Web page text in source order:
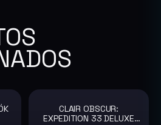
-84%
CLAIR OBSCUR:
EXPEDITION 33 DELUXE